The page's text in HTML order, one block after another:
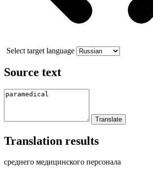
Select target language
Source text
Translation results
среднего медицинского персонала